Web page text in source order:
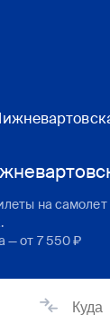
на самолет
— от 7 550 ₽